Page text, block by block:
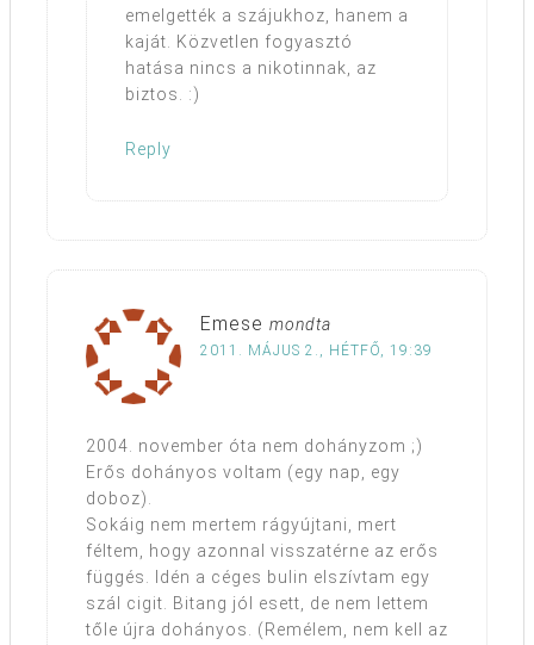
emelgették a szájukhoz, hanem a
kaját. Közvetlen fogyasztó
hatása nincs a nikotinnak, az
biztos. :)
Reply
Emese mondta
2011. MÁJUS 2., HÉTFŐ, 19:39
2004. november óta nem dohányzom ;)
Erős dohányos voltam (egy nap, egy
doboz).
Sokáig nem mertem rágyújtani, mert
féltem, hogy azonnal visszatérne az erős
függés. Idén a céges bulin elszívtam egy
szál cigit. Bitang jól esett, de nem lettem
tőle újra dohányos. (Remélem, nem kell az